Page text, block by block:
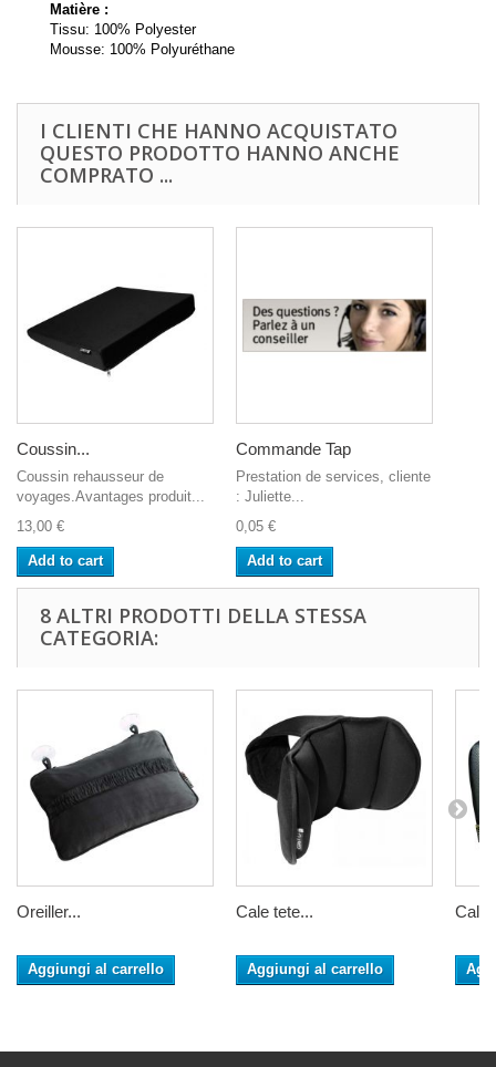
Matière :
Tissu: 100% Polyester
Mousse: 100% Polyuréthane
I CLIENTI CHE HANNO ACQUISTATO
QUESTO PRODOTTO HANNO ANCHE
COMPRATO ...
Coussin...
Coussin rehausseur de
voyages.Avantages produit...
13,00 €
Add to cart
Commande Tap
Prestation de services, cliente
: Juliette...
0,05 €
Add to cart
8 ALTRI PRODOTTI DELLA STESSA
CATEGORIA:
Oreiller...
Aggiungi al carrello
Cale tete...
Aggiungi al carrello
Cale